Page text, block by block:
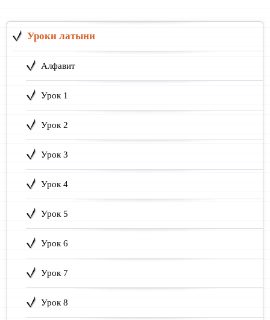
Уроки латыни
Алфавит
Урок 1
Урок 2
Урок 3
Урок 4
Урок 5
Урок 6
Урок 7
Урок 8